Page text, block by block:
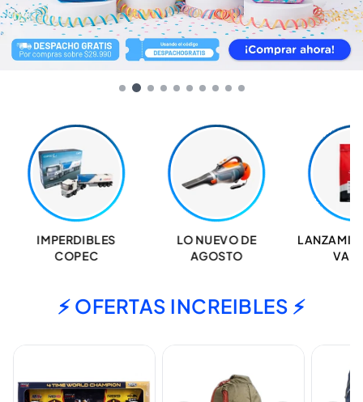
IMPERDIBLES
COPEC
LO NUEVO DE
AGOSTO
⚡ OFERTAS INCREIBLES ⚡